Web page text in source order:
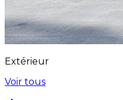
Extérieur
Voir tous